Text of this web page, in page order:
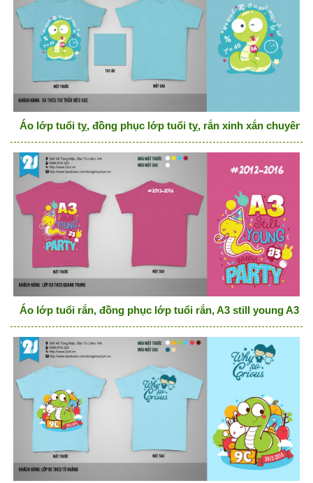
Áo lớp tuổi tỵ, đồng phục lớp tuổi tỵ, rắn xinh xắn chuyên
Áo lớp tuổi rắn, đồng phục lớp tuổi rắn, A3 still young A3